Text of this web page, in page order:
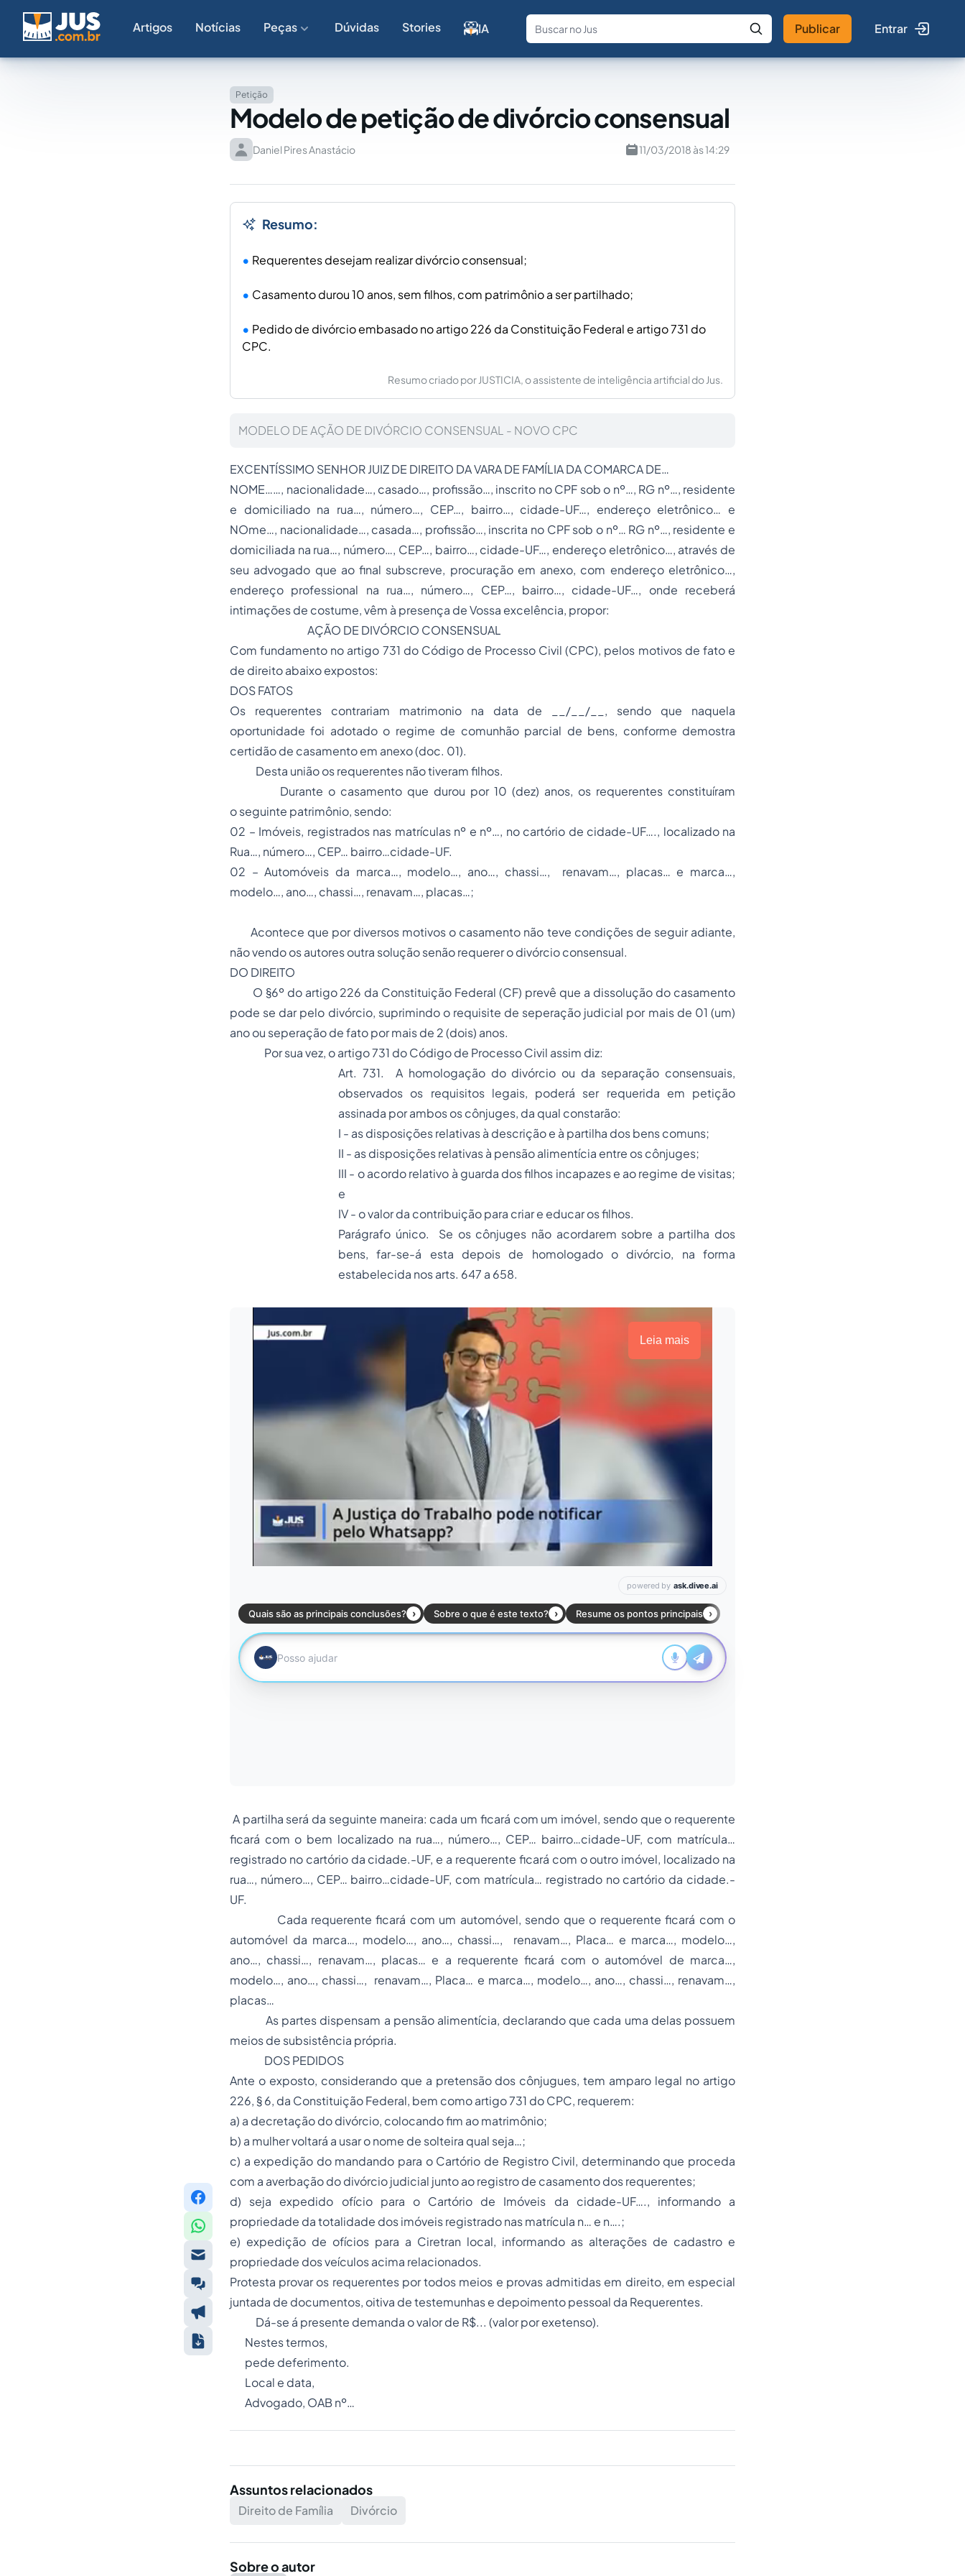
Artigos Notícias Peças Dúvidas Stories IA
Fale com a IA Buscar no Jus
Publicar Entrar
Petição
Modelo de petição de divórcio consensual
Daniel Pires Anastácio 11/03/2018 às 14:29
Resumo:
Requerentes desejam realizar divórcio consensual;
Casamento durou 10 anos, sem filhos, com patrimônio a ser partilhado;
Pedido de divórcio embasado no artigo 226 da Constituição Federal e artigo 731 do
CPC.
Resumo criado por JUSTICIA, o assistente de inteligência artificial do Jus.
MODELO DE AÇÃO DE DIVÓRCIO CONSENSUAL - NOVO CPC
EXCENTÍSSIMO SENHOR JUIZ DE DIREITO DA VARA DE FAMÍLIA DA COMARCA DE…
NOME……, nacionalidade…, casado…, profissão…, inscrito no CPF sob o nº…, RG nº…, residente
e domiciliado na rua…, número…, CEP…, bairro…, cidade-UF…, endereço eletrônico… e
NOme…, nacionalidade…, casada…, profissão…, inscrita no CPF sob o nº… RG nº…, residente e
domiciliada na rua…, número…, CEP…, bairro…, cidade-UF…, endereço eletrônico…, através de
seu advogado que ao final subscreve, procuração em anexo, com endereço eletrônico…,
endereço professional na rua…, número…, CEP…, bairro…, cidade-UF…, onde receberá
intimações de costume, vêm à presença de Vossa excelência, propor:
AÇÃO DE DIVÓRCIO CONSENSUAL
Com fundamento no artigo 731 do Código de Processo Civil (CPC), pelos motivos de fato e
de direito abaixo expostos:
DOS FATOS
Os requerentes contrariam matrimonio na data de __/__/__, sendo que naquela
oportunidade foi adotado o regime de comunhão parcial de bens, conforme demostra
certidão de casamento em anexo (doc. 01).
Desta união os requerentes não tiveram filhos.
Durante o casamento que durou por 10 (dez) anos, os requerentes constituíram
o seguinte patrimônio, sendo:
02 – Imóveis, registrados nas matrículas nº e nº…, no cartório de cidade-UF…., localizado na
Rua…, número…, CEP… bairro…cidade-UF.
02 – Automóveis da marca…, modelo…, ano…, chassi…, renavam…, placas… e marca…,
modelo…, ano…, chassi…, renavam…, placas…;
Acontece que por diversos motivos o casamento não teve condições de seguir adiante,
não vendo os autores outra solução senão requerer o divórcio consensual.
DO DIREITO
O §6º do artigo 226 da Constituição Federal (CF) prevê que a dissolução do casamento
pode se dar pelo divórcio, suprimindo o requisite de seperação judicial por mais de 01 (um)
ano ou seperação de fato por mais de 2 (dois) anos.
Por sua vez, o artigo 731 do Código de Processo Civil assim diz:
Art. 731. A homologação do divórcio ou da separação consensuais,
observados os requisitos legais, poderá ser requerida em petição
assinada por ambos os cônjuges, da qual constarão:
I - as disposições relativas à descrição e à partilha dos bens comuns;
II - as disposições relativas à pensão alimentícia entre os cônjuges;
III - o acordo relativo à guarda dos filhos incapazes e ao regime de visitas;
e
IV - o valor da contribuição para criar e educar os filhos.
Parágrafo único. Se os cônjuges não acordarem sobre a partilha dos
bens, far-se-á esta depois de homologado o divórcio, na forma
estabelecida nosarts. 647 a 658.
Leia mais
A partilha será da seguinte maneira: cada um ficará com um imóvel, sendo que o requerente
ficará com o bem localizado na rua…, número…, CEP… bairro…cidade-UF, com matrícula…
registrado no cartório da cidade.-UF, e a requerente ficará com o outro imóvel, localizado na
rua…, número…, CEP… bairro…cidade-UF, com matrícula… registrado no cartório da cidade.-
UF.
Cada requerente ficará com um automóvel, sendo que o requerente ficará com o
automóvel da marca…, modelo…, ano…, chassi…, renavam…, Placa… e marca…, modelo…,
ano…, chassi…, renavam…, placas… e a requerente ficará com o automóvel de marca…,
modelo…, ano…, chassi…, renavam…, Placa… e marca…, modelo…, ano…, chassi…, renavam…,
placas…
As partes dispensam a pensão alimentícia, declarando que cada uma delas possuem
meios de subsistência própria.
DOS PEDIDOS
Ante o exposto, considerando que a pretensão dos cônjugues, tem amparo legal no artigo
226, § 6, da Constituição Federal, bem como artigo 731 do CPC, requerem:
a) a decretação do divórcio, colocando fim ao matrimônio;
b) a mulher voltará a usar o nome de solteira qual seja…;
c) a expedição do mandando para o Cartório de Registro Civil, determinando que proceda
com a averbação do divórcio judicial junto ao registro de casamento dos requerentes;
d) seja expedido ofício para o Cartório de Imóveis da cidade-UF…., informando a
propriedade da totalidade dos imóveis registrado nas matrícula n… e n….;
e) expedição de ofícios para a Ciretran local, informando as alterações de cadastro e
propriedade dos veículos acima relacionados.
Protesta provar os requerentes por todos meios e provas admitidas em direito, em especial
juntada de documentos, oitiva de testemunhas e depoimento pessoal da Requerentes.
Dá-se á presente demanda o valor de R$... (valor por exetenso).
Nestes termos,
pede deferimento.
Local e data,
Advogado, OAB nº…
Assuntos relacionados
Direito de Família Divórcio
Sobre o autor